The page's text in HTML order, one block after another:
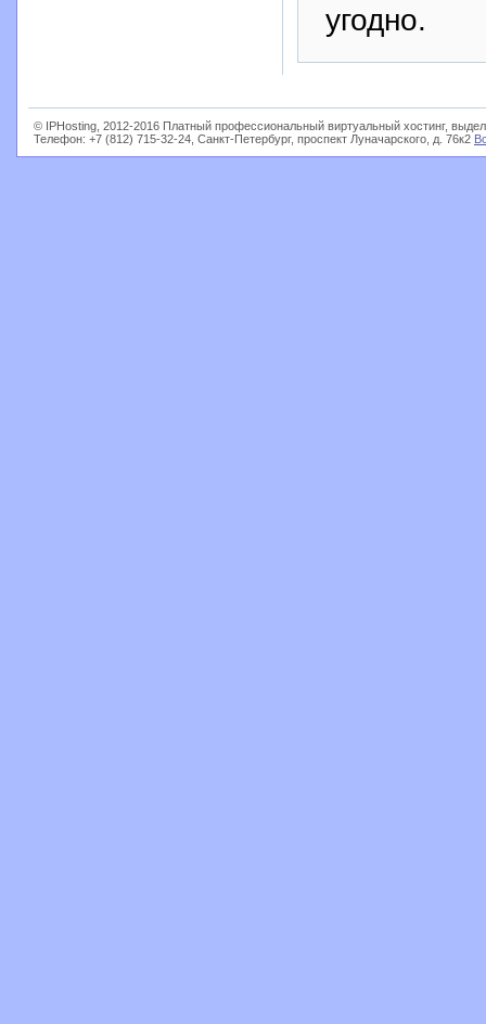
угодно.
© IPHosting, 2012-2016 Платный профессиональный виртуальный хостинг,
Телефон: +7 (812) 715-32-24, Санкт-Петербург, проспект Луначарского, д. 76к2